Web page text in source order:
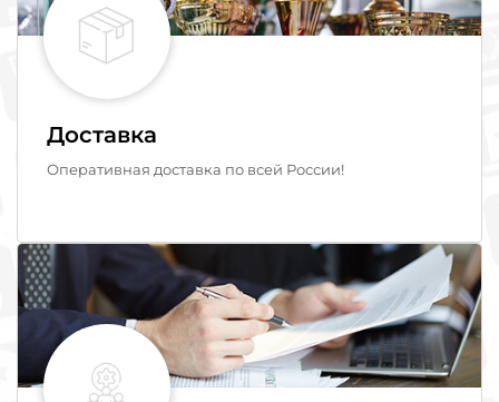
Доставка
Оперативная доставка по всей России!